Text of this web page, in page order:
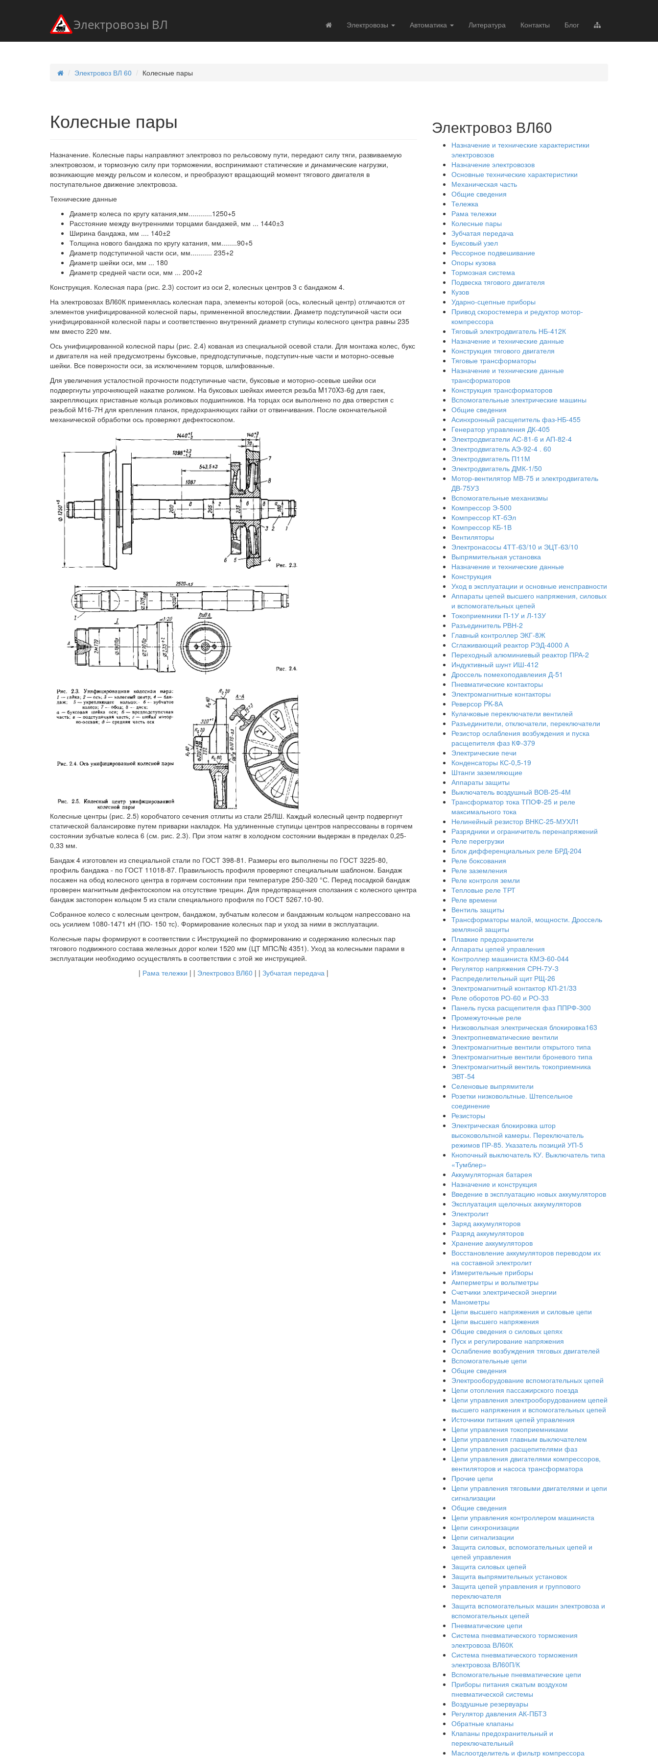
Электровозы ВЛ Электровозы Автоматика Литература Контакты Блог
Электровоз ВЛ 60 Колесные пары
Колесные пары
Назначение. Колесные пары направляют электровоз по рельсовому пути, передают силу тяги, развиваемую
электровозом, и тормозную силу при торможении, воспринимают статические и динамические нагрузки,
возникающие между рельсом и колесом, и преобразуют вращающий момент тягового двигателя в
поступательное движение электровоза.
Технические данные
Диаметр колеса по кругу катания,мм............1250+5
Расстояние между внутренними торцами бандажей, мм ... 1440±3
Ширина бандажа, мм .... 140±2
Толщина нового бандажа по кругу катания, мм........90+5
Диаметр подступичной части оси, мм........... 235+2
Диаметр шейки оси, мм ... 180
Диаметр средней части оси, мм ... 200+2
Конструкция. Колесная пара (рис. 2.3) состоит из оси 2, колесных центров 3 с бандажом 4.
На электровозах ВЛ60К применялась колесная пара, элементы которой (ось, колесный центр) отличаются от
элементов унифицированной колесной пары, примененной впоследствии. Диаметр подступичной части оси
унифицированной колесной пары и соответственно внутренний диаметр ступицы колесного центра равны 235
мм вместо 220 мм.
Ось унифицированной колесной пары (рис. 2.4) кованая из специальной осевой стали. Для монтажа колес, букс
и двигателя на ней предусмотрены буксовые, предподступичные, подступич-ные части и моторно-осевые
шейки. Все поверхности оси, за исключением торцов, шлифованные.
Для увеличения усталостной прочности подступичные части, буксовые и моторно-осевые шейки оси
подвергнуты упрочняющей накатке роликом. На буксовых шейках имеется резьба M170X3-6g для гаек,
закрепляющих приставные кольца роликовых подшипников. На торцах оси выполнено по два отверстия с
резьбой М16-7Н для крепления планок, предохраняющих гайки от отвинчивания. После окончательной
механической обработки ось проверяют дефектоскопом.
Колесные центры (рис. 2.5) коробчатого сечения отлиты из стали 25ЛШ. Каждый колесный центр подвергнут
статической балансировке путем приварки накладок. На удлиненные ступицы центров напрессованы в горячем
состоянии зубчатые колеса 6 (см. рис. 2.3). При этом натяг в холодном состоянии выдержан в пределах 0,25-
0,33 мм.
Бандаж 4 изготовлен из специальной стали по ГОСТ 398-81. Размеры его выполнены по ГОСТ 3225-80,
профиль бандажа - по ГОСТ 11018-87. Правильность профиля проверяют специальным шаблоном. Бандаж
посажен на обод колесного центра в горячем состоянии при температуре 250-320 °С. Перед посадкой бандаж
проверен магнитным дефектоскопом на отсутствие трещин. Для предотвращения сползания с колесного центра
бандаж застопорен кольцом 5 из стали специального профиля по ГОСТ 5267.10-90.
Собранное колесо с колесным центром, бандажом, зубчатым колесом и бандажным кольцом напрессовано на
ось усилием 1080-1471 кН (ПО- 150 тс). Формирование колесных пар и уход за ними в эксплуатации.
Колесные пары формируют в соответствии с Инструкцией по формированию и содержанию колесных пар
тягового подвижного состава железных дорог колеи 1520 мм (ЦТ МПС/№ 4351). Уход за колесными парами в
эксплуатации необходимо осуществлять в соответствии с этой же инструкцией.
| Рама тележки | | Электровоз ВЛ60 | | Зубчатая передача |
Электровоз ВЛ60
Назначение и технические характеристики
электровозов
Назначение электровозов
Основные технические характеристики
Механическая часть
Общие сведения
Тележка
Рама тележки
Колесные пары
Зубчатая передача
Буксовый узел
Рессорное подвешивание
Опоры кузова
Тормозная система
Подвеска тягового двигателя
Кузов
Ударно-сцепные приборы
Привод скоростемера и редуктор мотор-
компрессора
Тяговый электродвигатель НБ-412К
Назначение и технические данные
Конструкция тягового двигателя
Тяговые трансформаторы
Назначение и технические данные
трансформаторов
Конструкция трансформаторов
Вспомогательные электрические машины
Общие сведения
Асинхронный расщепитель фаз-НБ-455
Генератор управления ДК-405
Электродвигатели АС-81-6 и АП-82-4
Электродвигатель АЭ-92-4 . 60
Электродвигатель П11М
Электродвигатель ДМК-1/50
Мотор-вентилятор МВ-75 и электродвигатель
ДВ-75УЗ
Вспомогательные механизмы
Компрессор Э-500
Компрессор КТ-бЭл
Компрессор КБ-1В
Вентиляторы
Электронасосы 4ТТ-63/10 и ЭЦТ-63/10
Выпрямительная установка
Назначение и технические данные
Конструкция
Уход в эксплуатации и основные иенсправности
Аппараты цепей высшего напряжения, силовых
и вспомогательных цепей
Токоприемники П-1У и Л-13У
Разъединитель РВН-2
Главный контроллер ЭКГ-8Ж
Сглаживающий реактор РЭД-4000 А
Переходный алюминиевый реактор ПРА-2
Индуктивный шунт ИШ-412
Дроссель помехоподавлеиия Д-51
Пневматические контакторы
Электромагнитные контакторы
Реверсор PK-8А
Кулачковые переключатели вентилей
Разъединители, отключатели, переключатели
Резистор ослабления возбуждения и пуска
расщепителя фаз КФ-379
Электрические печи
Конденсаторы КС-0,5-19
Штанги заземляющие
Аппараты защиты
Выключатель воздушный ВОВ-25-4М
Трансформатор тока ТПОФ-25 и реле
максимального тока
Нелинейный резистор ВНКС-25-МУХЛ1
Разрядники и ограничитель перенапряжений
Реле перегрузки
Блок дифференциальных реле БРД-204
Реле боксования
Реле заземления
Реле контроля земли
Тепловые реле ТРТ
Реле времени
Вентиль защиты
Трансформаторы малой, мощности. Дроссель
земляной защиты
Плавкие предохранители
Аппараты цепей управления
Контроллер машиниста КМЭ-60-044
Регулятор напряжения СРН-7У-3
Распределительный щит РЩ-26
Электромагнитный контактор КП-21/33
Реле оборотов РО-60 и РО-33
Панель пуска расщепителя фаз ППРФ-300
Промежуточные реле
Низковольтная электрическая блокировка163
Электропневматические вентили
Электромагнитные вентили открытого типа
Электромагнитные вентили броневого типа
Электромагнитный вентиль токоприемника
ЭВТ-54
Селеновые выпрямители
Розетки низковольтные. Штепсельное
соединение
Резисторы
Электрическая блокировка штор
высоковольтной камеры. Переключатель
режимов ПР-85. Указатель позиций УП-5
Кнопочный выключатель КУ. Выключатель типа
«Тумблер»
Аккумуляторная батарея
Назначение и конструкция
Введение в эксплуатацию новых аккумуляторов
Эксплуатация щелочных аккумуляторов
Электролит
Заряд аккумуляторов
Разряд аккумуляторов
Хранение аккумуляторов
Восстановление аккумуляторов переводом их
на составной электролит
Измерительные приборы
Амперметры и вольтметры
Счетчики электрической энергии
Манометры
Цепи высшего напряжения и силовые цепи
Цепи высшего напряжения
Общие сведения о силовых цепях
Пуск и регулирование напряжения
Ослабление возбуждения тяговых двигателей
Вспомогательные цепи
Общие сведения
Электрооборудование вспомогательных цепей
Цепи отопления пассажирского поезда
Цепи управления электрооборудованием цепей
высшего напряжения и вспомогательных цепей
Источники питания цепей управления
Цепи управления токоприемниками
Цепи управления главным выключателем
Цепи управления расщепителями фаз
Цепи управления двигателями компрессоров,
вентиляторов и насоса трансформатора
Прочие цепи
Цепи управления тяговыми двигателями и цепи
сигнализации
Общие сведения
Цепи управления контроллером машиниста
Цепи синхронизации
Цепи сигнализации
Защита силовых, вспомогательных цепей и
цепей управления
Защита силовых цепей
Защита выпрямительных установок
Защита цепей управления и группового
переключателя
Защита вспомогательных машин электровоза и
вспомогательных цепей
Пневматические цепи
Система пневматического торможения
электровоза ВЛ60К
Система пневматического торможения
электровоза ВЛ60П/К
Вспомогательные пневматические цепи
Приборы питания сжатым воздухом
пневматической системы
Воздушные резервуары
Регулятор давления АК-ПБТЗ
Обратные клапаны
Клапаны предохранительный и
переключательный
Маслоотделитель и фильтр компрессора